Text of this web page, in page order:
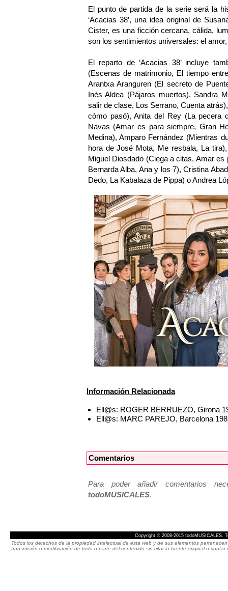
El punto de partida de la serie será la
‘Acacias 38’, una idea original de
Cister, es una ficción cercana, cálida,
son los sentimientos universales: el
El reparto de ‘Acacias 38’ incluye
(Escenas de matrimonio, El tiempo
Arantxa Aranguren (El secreto de
Inés Aldea (Pájaros muertos), Sandra
salir de clase, Los Serrano, Cuenta
cómo pasó), Anita del Rey (La pecera
Navas (Amar es para siempre, Gran
Medina), Amparo Fernández (Mientras
hora de José Mota, Me resbala, La
Miguel Diosdado (Ciega a citas, Amar
Bernarda Alba, Ana y los 7), Cristina
Dedo, La Kabalaza de Pippa) o Andrea
Información Relacionada
Ell@s: ROGER BERRUEZO, Girona
Ell@s: MARC PAREJO, Barcelona
Comentarios
Para poder añadir comentarios
todoMUSICALES.
Copyright © 2008-2015 todoMUSICALES.
Todos los derechos de la propiedad intelectual de esta web y de sus elementos
transmisión o modificación de todo o parte del contenido sin citar la fuente original o